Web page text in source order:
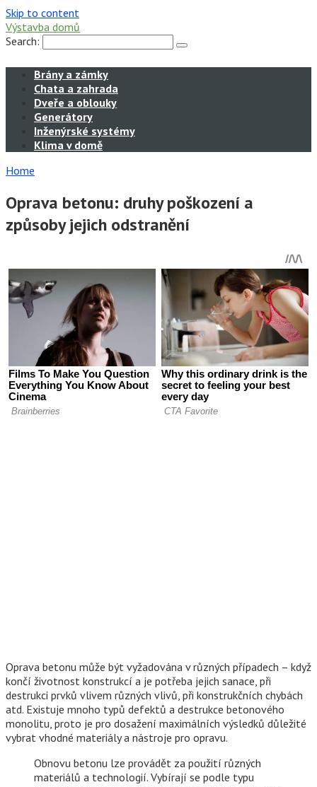
Skip to content
Výstavba domů
Search:
Brány a zámky
Chata a zahrada
Dveře a oblouky
Generátory
Inženýrské systémy
Klima v domě
Home
Oprava betonu: druhy poškození a
způsoby jejich odstranění
Oprava betonu může být vyžadována v různých případech – když
končí životnost konstrukcí a je potřeba jejich sanace, při
destrukci prvků vlivem různých vlivů, při konstrukčních chybách
atd. Existuje mnoho typů defektů a destrukce betonového
monolitu, proto je pro dosažení maximálních výsledků důležité
vybrat vhodné materiály a nástroje pro opravu.
Obnovu betonu lze provádět za použití různých
materiálů a technologií. Vybírají se podle typu